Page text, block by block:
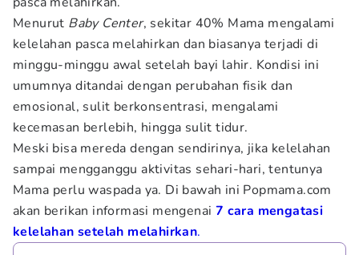
Menurut Baby Center, sekitar 40% Mama mengalami
kelelahan pasca melahirkan dan biasanya terjadi di
minggu-minggu awal setelah bayi lahir. Kondisi ini
umumnya ditandai dengan perubahan fisik dan
emosional, sulit berkonsentrasi, mengalami
kecemasan berlebih, hingga sulit tidur.
Meski bisa mereda dengan sendirinya, jika kelelahan
sampai mengganggu aktivitas sehari-hari, tentunya
Mama perlu waspada ya. Di bawah ini Popmama.com
akan berikan informasi mengenai 7 cara mengatasi
kelelahan setelah melahirkan.